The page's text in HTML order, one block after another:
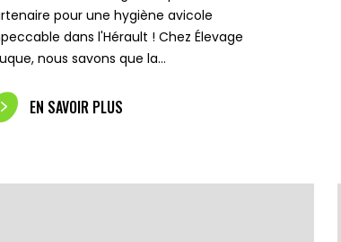
pour une hygiène avicole
dans l'Hérault ! Chez Élevage
nous savons que la…
EN SAVOIR PLUS